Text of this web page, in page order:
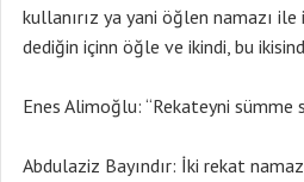
kullanırız ya yani öğlen namazı ile
dediğin içinn öğle ve ikindi, bu
Enes Alimoğlu: “Rekateyni sümme
Abdulaziz Bayındır: İki rekat